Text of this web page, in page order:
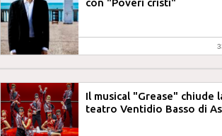
con "Poveri cristi"
Il musical "Grease" chiude
teatro Ventidio Basso di